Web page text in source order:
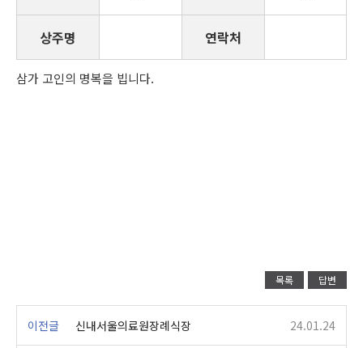
상주명 연락처
삼가 고인의 명복을 빕니다.
목록 답변
이전글 신내서울의료원장례식장 24.01.24